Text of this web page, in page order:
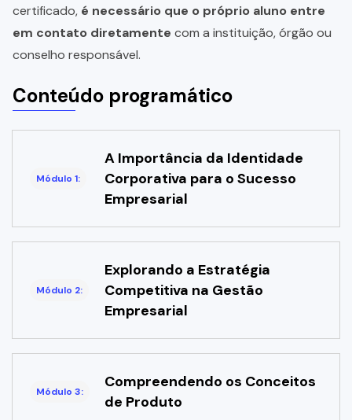
certificado, é necessário que o próprio aluno entre
em contato diretamente com a instituição, órgão ou
conselho responsável.
Conteúdo programático
Módulo 1:
A Importância da Identidade
Corporativa para o Sucesso
Empresarial
Módulo 2:
Explorando a Estratégia
Competitiva na Gestão
Empresarial
Módulo 3:
Compreendendo os Conceitos
de Produto